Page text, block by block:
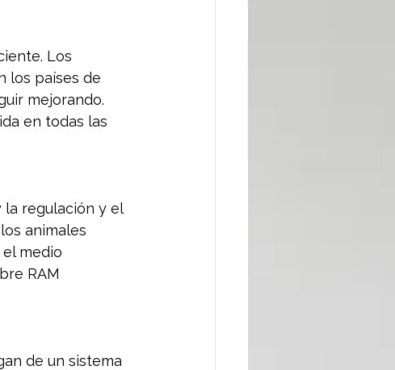
Los
los países de
mejorando.
en todas las
la regulación y el
animales
medio
RAM
de un sistema